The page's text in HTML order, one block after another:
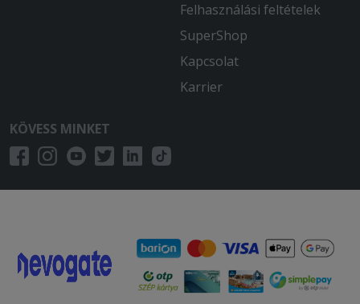
Felhasználási feltételek
SuperShop
Kapcsolat
Karrier
KÖVESS MINKET